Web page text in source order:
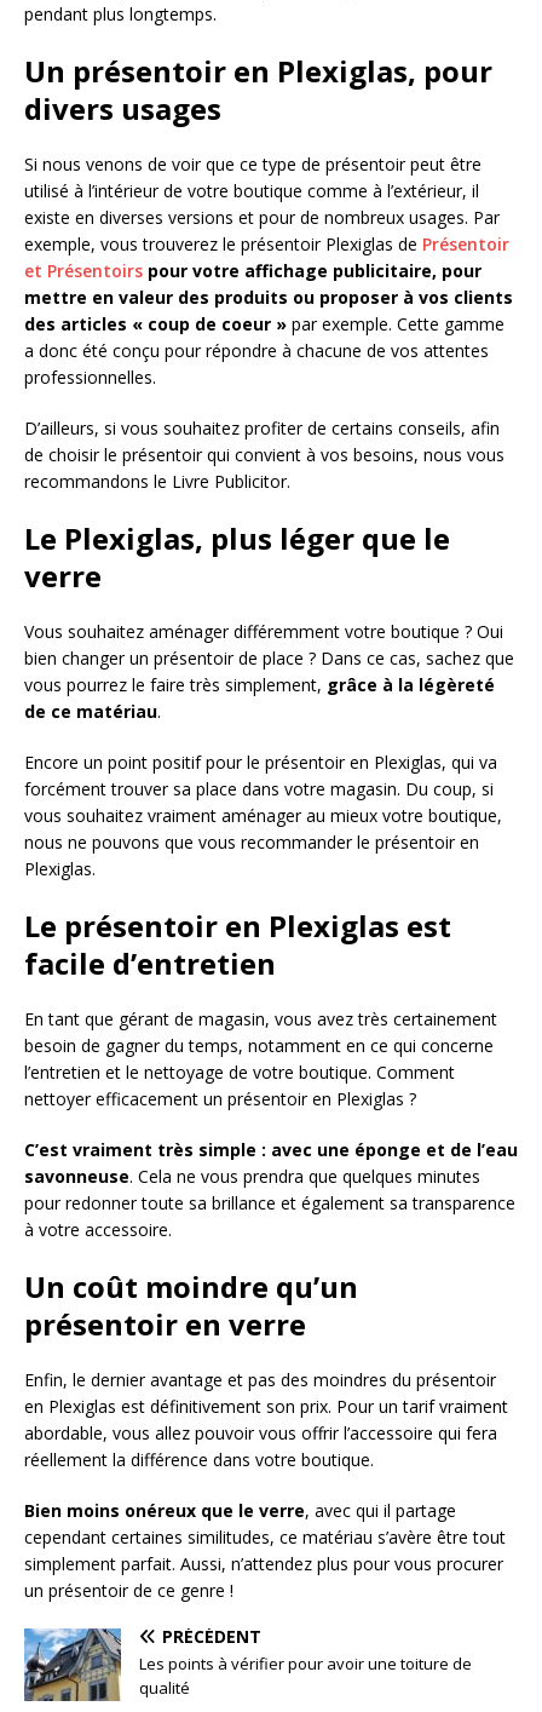
pendant plus longtemps.
Un présentoir en Plexiglas, pour
divers usages
Si nous venons de voir que ce type de présentoir peut être
utilisé à l’intérieur de votre boutique comme à l’extérieur, il
existe en diverses versions et pour de nombreux usages. Par
exemple, vous trouverez le présentoir Plexiglas de Présentoir
et Présentoirs pour votre affichage publicitaire, pour
mettre en valeur des produits ou proposer à vos clients
des articles « coup de coeur » par exemple. Cette gamme
a donc été conçu pour répondre à chacune de vos attentes
professionnelles.
D’ailleurs, si vous souhaitez profiter de certains conseils, afin
de choisir le présentoir qui convient à vos besoins, nous vous
recommandons le Livre Publicitor.
Le Plexiglas, plus léger que le
verre
Vous souhaitez aménager différemment votre boutique ? Oui
bien changer un présentoir de place ? Dans ce cas, sachez que
vous pourrez le faire très simplement, grâce à la légèreté
de ce matériau.
Encore un point positif pour le présentoir en Plexiglas, qui va
forcément trouver sa place dans votre magasin. Du coup, si
vous souhaitez vraiment aménager au mieux votre boutique,
nous ne pouvons que vous recommander le présentoir en
Plexiglas.
Le présentoir en Plexiglas est
facile d’entretien
En tant que gérant de magasin, vous avez très certainement
besoin de gagner du temps, notamment en ce qui concerne
l’entretien et le nettoyage de votre boutique. Comment
nettoyer efficacement un présentoir en Plexiglas ?
C’est vraiment très simple : avec une éponge et de l’eau
savonneuse. Cela ne vous prendra que quelques minutes
pour redonner toute sa brillance et également sa transparence
à votre accessoire.
Un coût moindre qu’un
présentoir en verre
Enfin, le dernier avantage et pas des moindres du présentoir
en Plexiglas est définitivement son prix. Pour un tarif vraiment
abordable, vous allez pouvoir vous offrir l’accessoire qui fera
réellement la différence dans votre boutique.
Bien moins onéreux que le verre, avec qui il partage
cependant certaines similitudes, ce matériau s’avère être tout
simplement parfait. Aussi, n’attendez plus pour vous procurer
un présentoir de ce genre !
PRÉCÉDENT
Les points à vérifier pour avoir une toiture de
qualité